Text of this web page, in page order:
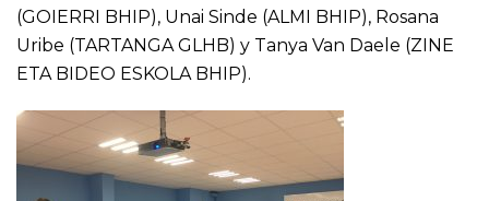
(GOIERRI BHIP), Unai Sinde (ALMI BHIP), Rosana
Uribe (TARTANGA GLHB) y Tanya Van Daele (ZINE
ETA BIDEO ESKOLA BHIP).